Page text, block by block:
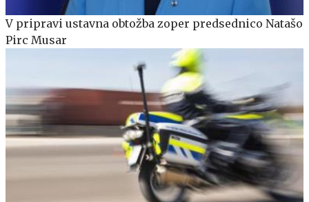
V pripravi ustavna obtožba zoper predsednico Natašo
Pirc Musar